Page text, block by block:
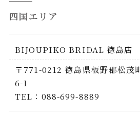
四国エリア
BIJOUPIKO BRIDAL 徳島店
〒771-0212 徳島県板野郡松茂
6-1
TEL：088-699-8889